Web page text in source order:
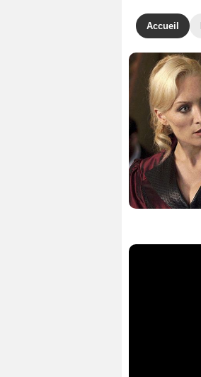
Accueil